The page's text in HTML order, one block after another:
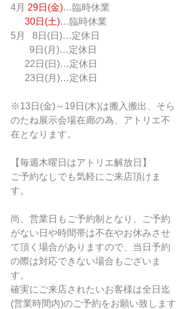
4月 29日(金)…臨時休業
30日(土)…臨時休業
5月   8日(日)…定休日
        9日(月)…定休日
      22日(日)…定休日
      23日(月)…定休日
※13日(金)～19日(木)は搬入搬出、そら
のたね展示会場在廊の為、アトリエ不
在となります。
【毎週木曜日はアトリエ解放日】
ご予約なしでも気軽にご来店頂けま
す。
尚、営業日もご予約制となり、ご予約
がない日や時間帯は不在やお休みさせ
て頂く場合がありますので、当日予約
の際は対応できない場合もございま
す。
確実にご来店されたいお客様は全日迄
(営業時間内)のご予約をお願い致します